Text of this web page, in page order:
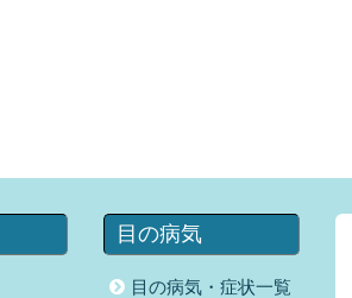
目の病気
目の病気・症状一覧